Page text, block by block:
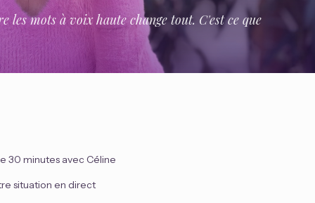
les mots à voix haute change tout. C'est ce que
30 minutes avec Céline
situation en direct